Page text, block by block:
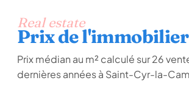
Real estate
Prix de l'immobilier
Prix médian au m² calculé sur 26
dernières années à Saint-Cyr-la-